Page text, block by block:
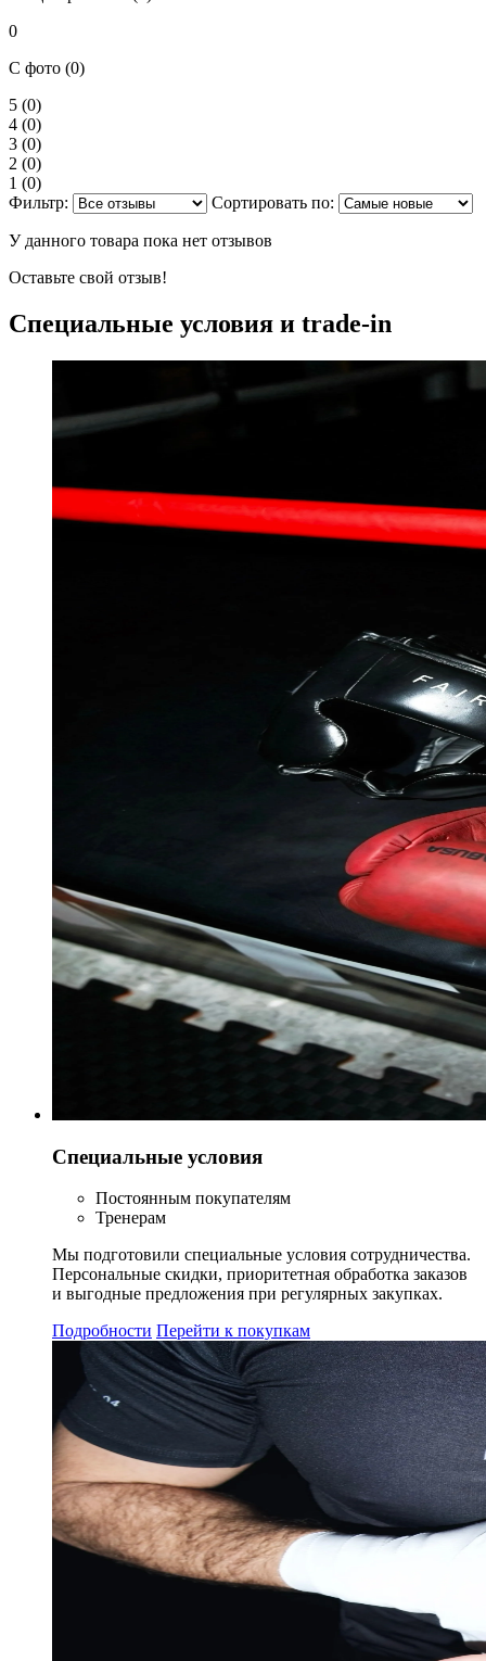
0
С фото (0)
5 (0)
4 (0)
3 (0)
2 (0)
1 (0)
Фильтр:
Сортировать по:
У данного товара пока нет отзывов
Оставьте свой отзыв!
Специальные условия и trade-in
Специальные условия
Постоянным покупателям
Тренерам
Мы подготовили специальные условия сотрудничества.
Персональные скидки, приоритетная обработка заказов
и выгодные предложения при регулярных закупках.
Подробности Перейти к покупкам